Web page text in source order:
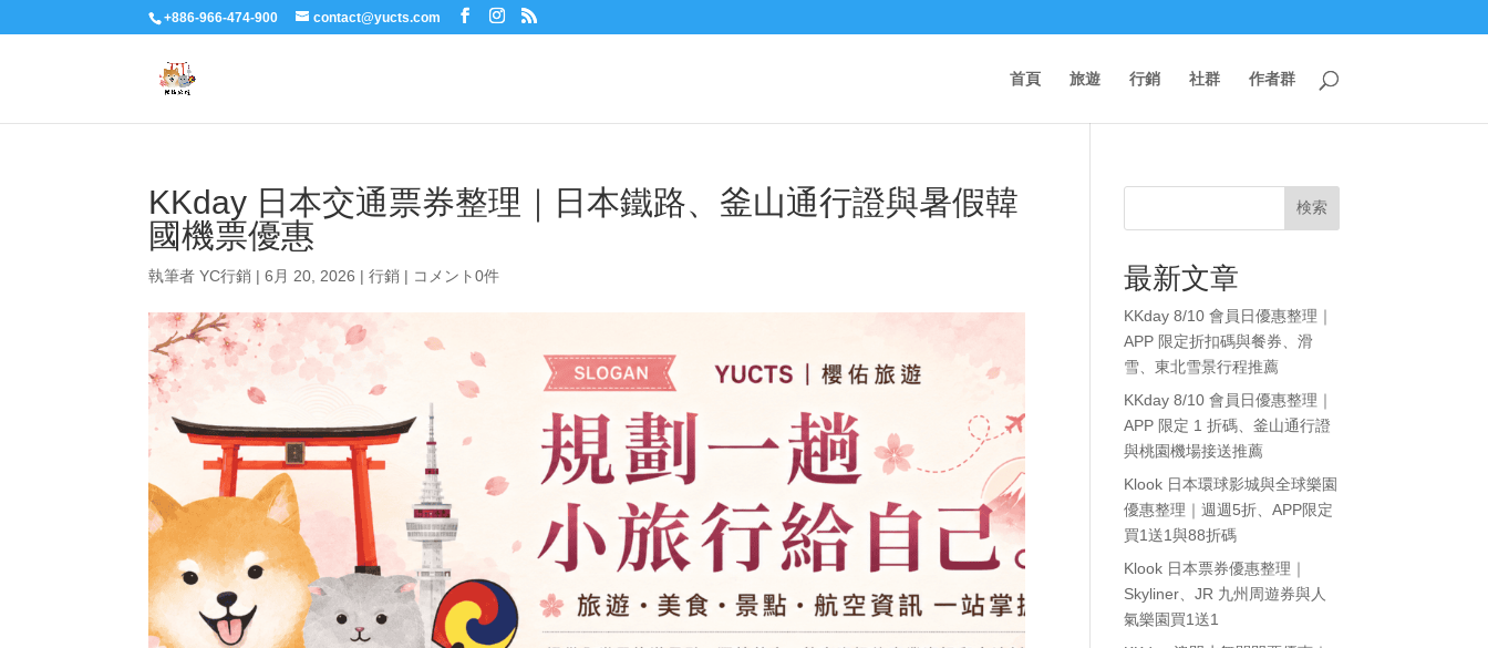
+886-966-474-900 contact@yucts.com
首頁 旅遊 行銷 社群 作者群
KKday 日本交通票券整理｜日本鐵路、釜山通行證與暑假韓
國機票優惠
執筆者YC行銷 |6月 20, 2026 |行銷 | コメント0件
検索
最新文章
KKday 8/10 會員日優惠整理｜
APP 限定折扣碼與餐券、滑
雪、東北雪景行程推薦
KKday 8/10 會員日優惠整理｜
APP 限定 1 折碼、釜山通行證
與桃園機場接送推薦
Klook 日本環球影城與全球樂園
優惠整理｜週週5折、APP限定
買1送1與88折碼
Klook 日本票券優惠整理｜
Skyliner、JR 九州周遊券與人
氣樂園買1送1